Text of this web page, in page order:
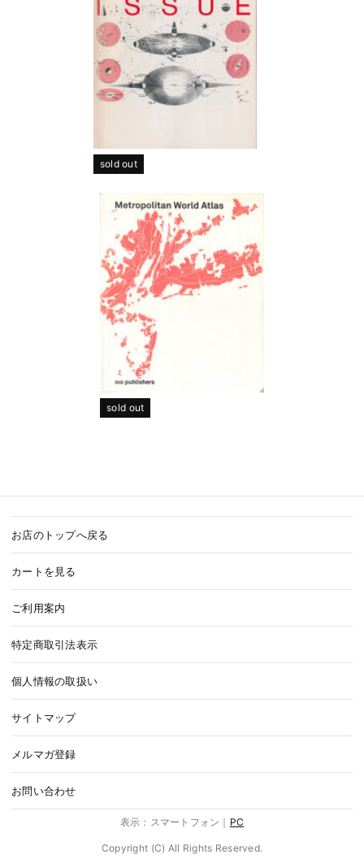
sold out
sold out
お店のトップへ戻る
カートを見る
ご利用案内
特定商取引法表示
個人情報の取扱い
サイトマップ
メルマガ登録
お問い合わせ
表示：スマートフォン｜ PC
Copyright (C) All Rights Reserved.